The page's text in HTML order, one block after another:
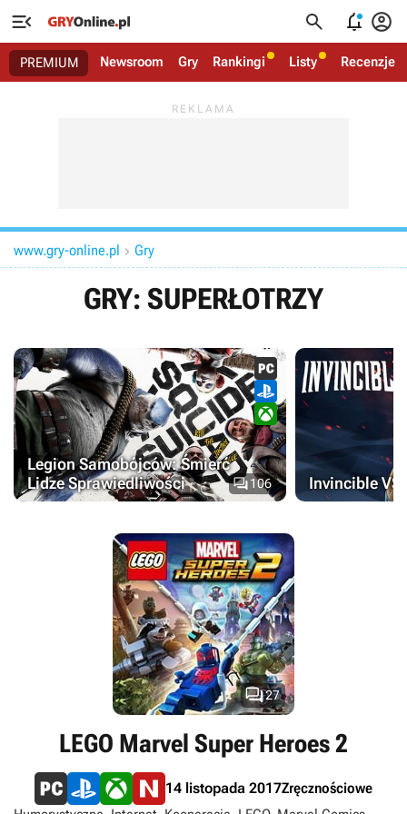
   
PREMIUM Newsroom Gry Rankingi Listy Recenzje
www.gry-online.pl  Gry
GRY: SUPERŁOTRZY
106
Legion Samobójców: Śmierć
Lidze Sprawiedliwości
Invincible VS
27
LEGO Marvel Super Heroes 2
14 listopada 2017Zręcznościowe